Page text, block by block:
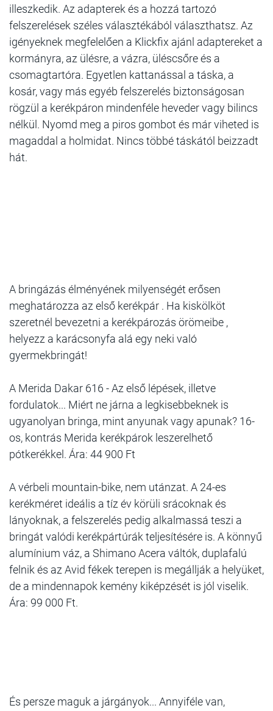
illeszkedik. Az adapterek és a hozzá tartozó
felszerelések széles választékából választhatsz. Az
igényeknek megfelelően a Klickfix ajánl adaptereket a
kormányra, az ülésre, a vázra, üléscsőre és a
csomagtartóra. Egyetlen kattanással a táska, a
kosár, vagy más egyéb felszerelés biztonságosan
rögzül a kerékpáron mindenféle heveder vagy bilincs
nélkül. Nyomd meg a piros gombot és már viheted is
magaddal a holmidat. Nincs többé táskától beizzadt
hát.
A bringázás élményének milyenségét erősen
meghatározza az első kerékpár . Ha kiskölköt
szeretnél bevezetni a kerékpározás örömeibe ,
helyezz a karácsonyfa alá egy neki való
gyermekbringát!
A Merida Dakar 616 - Az első lépések, illetve
fordulatok... Miért ne járna a legkisebbeknek is
ugyanolyan bringa, mint anyunak vagy apunak? 16-
os, kontrás Merida kerékpárok leszerelhető
pótkerékkel. Ára: 44 900 Ft
A vérbeli mountain-bike, nem utánzat. A 24-es
kerékméret ideális a tíz év körüli srácoknak és
lányoknak, a felszerelés pedig alkalmassá teszi a
bringát valódi kerékpártúrák teljesítésére is. A könnyű
alumínium váz, a Shimano Acera váltók, duplafalú
felnik és az Avid fékek terepen is megállják a helyüket,
de a mindennapok kemény kiképzését is jól viselik.
Ára: 99 000 Ft.
És persze maguk a járgányok... Annyiféle van,